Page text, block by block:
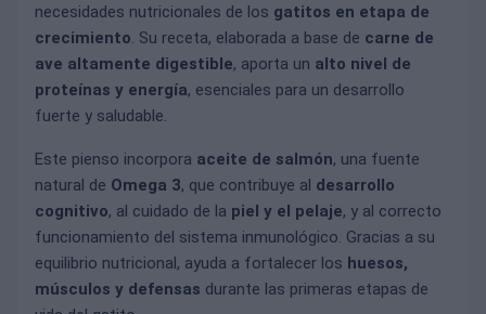
necesidades nutricionales de los gatitos en etapa de
crecimiento. Su receta, elaborada a base de carne de
ave altamente digestible, aporta un alto nivel de
proteínas y energía, esenciales para un desarrollo
fuerte y saludable.
Este pienso incorpora aceite de salmón, una fuente
natural de Omega 3, que contribuye al desarrollo
cognitivo, al cuidado de la piel y el pelaje, y al correcto
funcionamiento del sistema inmunológico. Gracias a su
equilibrio nutricional, ayuda a fortalecer los huesos,
músculos y defensas durante las primeras etapas de